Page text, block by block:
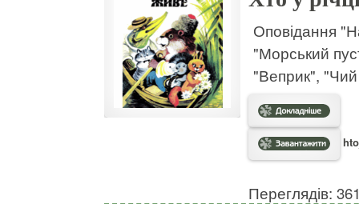
Оповідання
"Морський
"Веприк",
Переглядів: